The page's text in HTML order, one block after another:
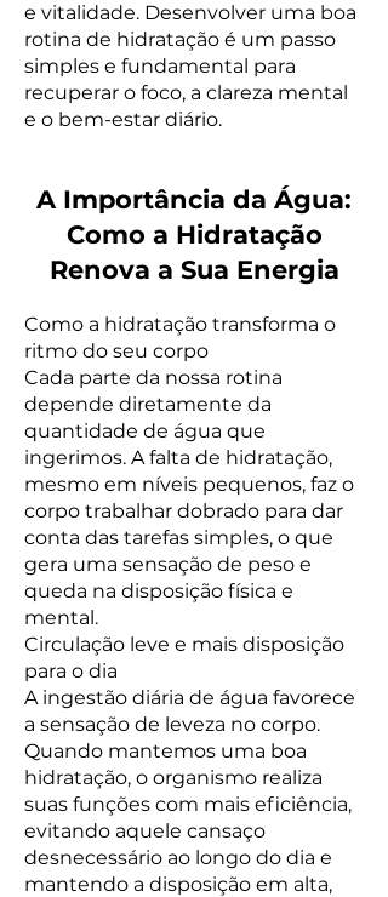
e vitalidade. Desenvolver uma boa
rotina de hidratação é um passo
simples e fundamental para
recuperar o foco, a clareza mental
e o bem-estar diário.
A Importância da Água:
Como a Hidratação
Renova a Sua Energia
Como a hidratação transforma o
ritmo do seu corpo
Cada parte da nossa rotina
depende diretamente da
quantidade de água que
ingerimos. A falta de hidratação,
mesmo em níveis pequenos, faz o
corpo trabalhar dobrado para dar
conta das tarefas simples, o que
gera uma sensação de peso e
queda na disposição física e
mental.
Circulação leve e mais disposição
para o dia
A ingestão diária de água favorece
a sensação de leveza no corpo.
Quando mantemos uma boa
hidratação, o organismo realiza
suas funções com mais eficiência,
evitando aquele cansaço
desnecessário ao longo do dia e
mantendo a disposição em alta,